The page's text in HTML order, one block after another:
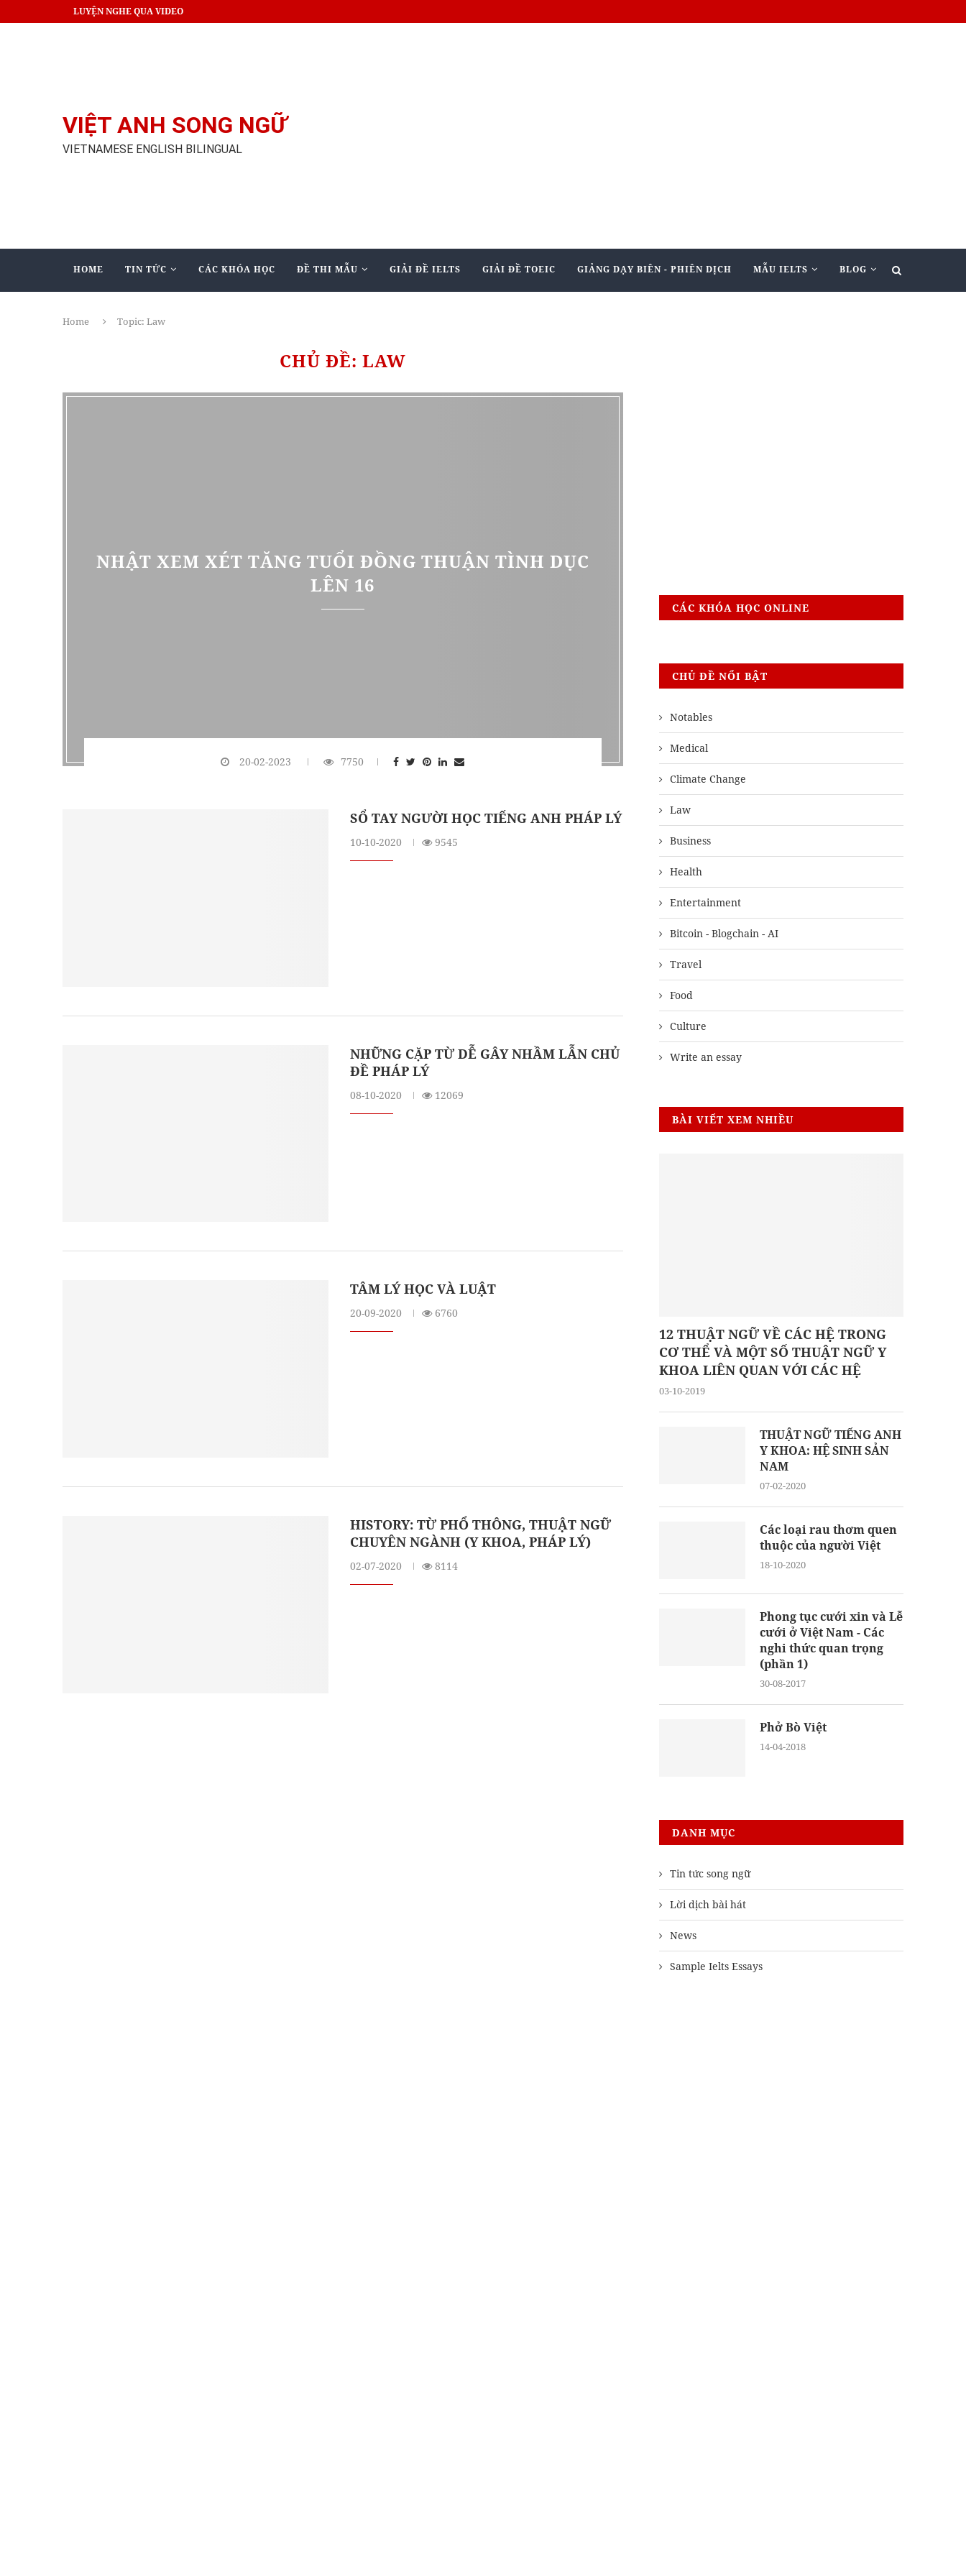
LUYỆN NGHE QUA VIDEO
VIỆT ANH SONG NGỮ
VIETNAMESE ENGLISH BILINGUAL
HOME TIN TỨC CÁC KHÓA HỌC ĐỀ THI MẪU GIẢI ĐỀ IELTS GIẢI ĐỀ TOEIC GIẢNG DẠY BIÊN - PHIÊN DỊCH MẪU IELTS BLOG
Home Topic: Law
CHỦ ĐỀ: LAW
NHẬT XEM XÉT TĂNG TUỔI ĐỒNG THUẬN TÌNH DỤC
LÊN 16
20-02-2023 7750
SỔ TAY NGƯỜI HỌC TIẾNG ANH PHÁP LÝ
10-10-2020 9545
NHỮNG CẶP TỪ DỄ GÂY NHẦM LẪN CHỦ
ĐỀ PHÁP LÝ
08-10-2020 12069
TÂM LÝ HỌC VÀ LUẬT
20-09-2020 6760
HISTORY: TỪ PHỔ THÔNG, THUẬT NGỮ
CHUYÊN NGÀNH (Y KHOA, PHÁP LÝ)
02-07-2020 8114
CÁC KHÓA HỌC ONLINE
CHỦ ĐỀ NỔI BẬT
Notables
Medical
Climate Change
Law
Business
Health
Entertainment
Bitcoin - Blogchain - AI
Travel
Food
Culture
Write an essay
BÀI VIẾT XEM NHIỀU
12 THUẬT NGỮ VỀ CÁC HỆ TRONG
CƠ THỂ VÀ MỘT SỐ THUẬT NGỮ Y
KHOA LIÊN QUAN VỚI CÁC HỆ
03-10-2019
THUẬT NGỮ TIẾNG ANH
Y KHOA: HỆ SINH SẢN
NAM
07-02-2020
Các loại rau thơm quen
thuộc của người Việt
18-10-2020
Phong tục cưới xin và Lễ
cưới ở Việt Nam - Các
nghi thức quan trọng
(phần 1)
30-08-2017
Phở Bò Việt
14-04-2018
DANH MỤC
Tin tức song ngữ
Lời dịch bài hát
News
Sample Ielts Essays